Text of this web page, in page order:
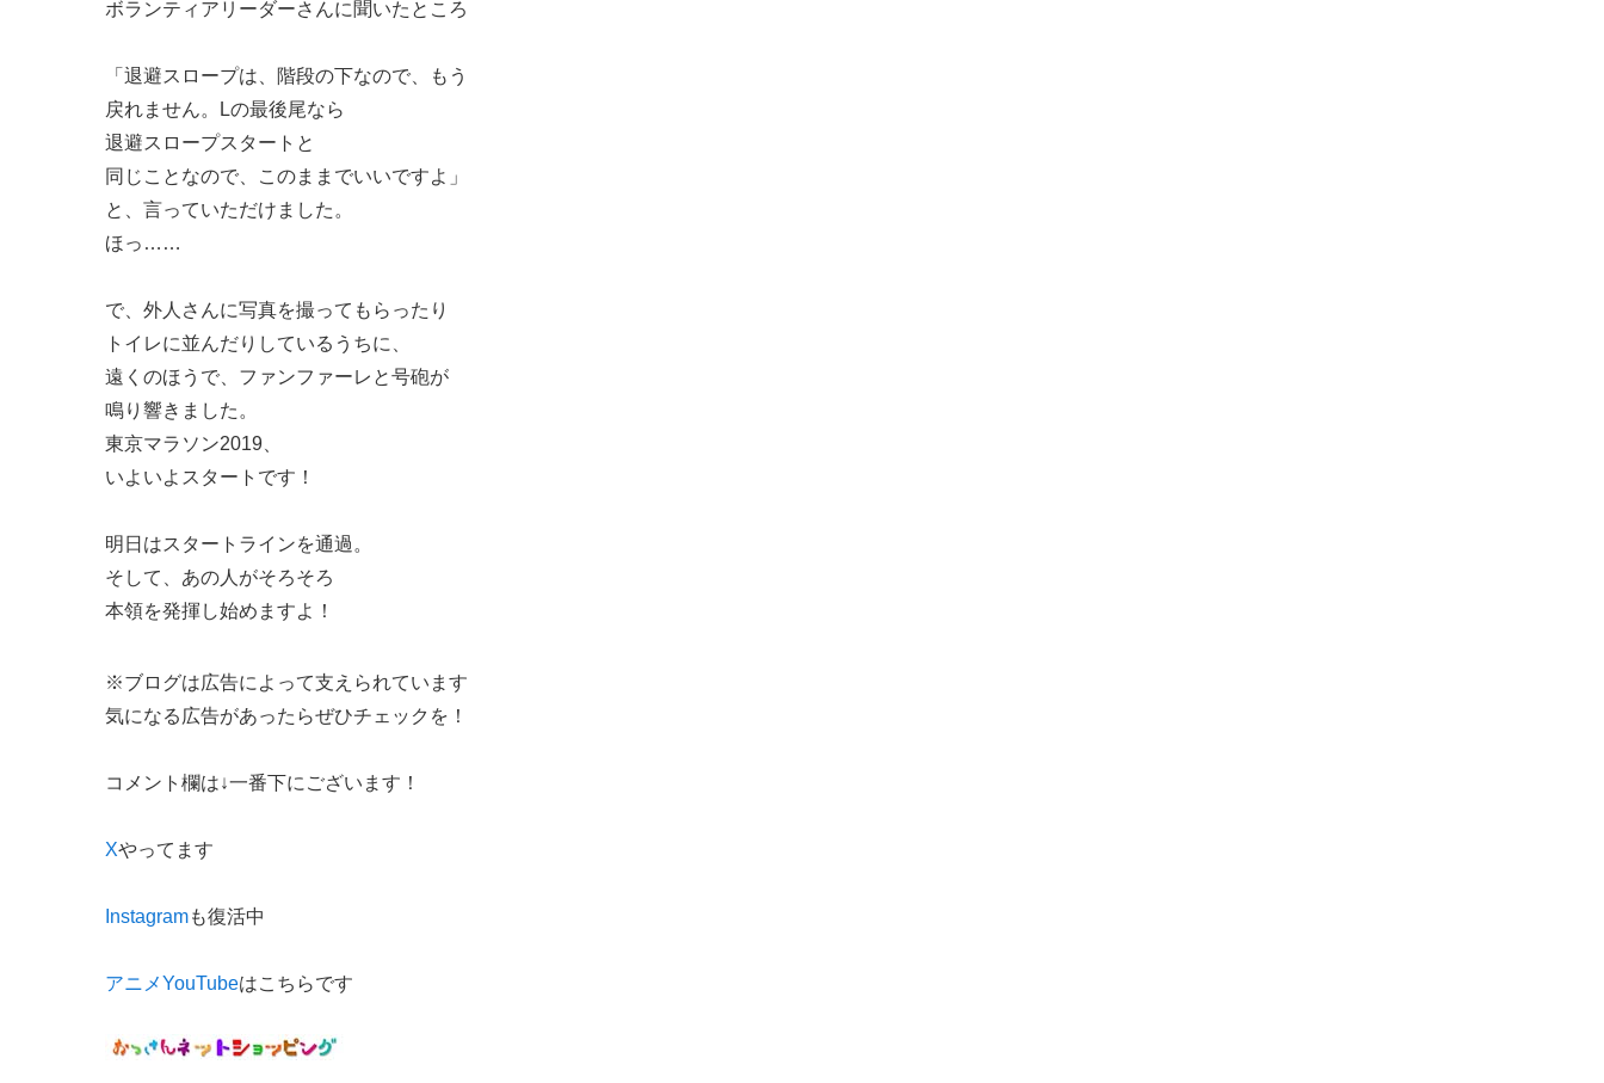
ボランティアリーダーさんに聞いたところ
「退避スロープは、階段の下なので、もう
戻れません。Lの最後尾なら
退避スロープスタートと
同じことなので、このままでいいですよ」
と、言っていただけました。
ほっ……
で、外人さんに写真を撮ってもらったり
トイレに並んだりしているうちに、
遠くのほうで、ファンファーレと号砲が
鳴り響きました。
東京マラソン2019、
いよいよスタートです！
明日はスタートラインを通過。
そして、あの人がそろそろ
本領を発揮し始めますよ！
※ブログは広告によって支えられています
気になる広告があったらぜひチェックを！
コメント欄は↓一番下にございます！
Xやってます
Instagramも復活中
アニメYouTubeはこちらです